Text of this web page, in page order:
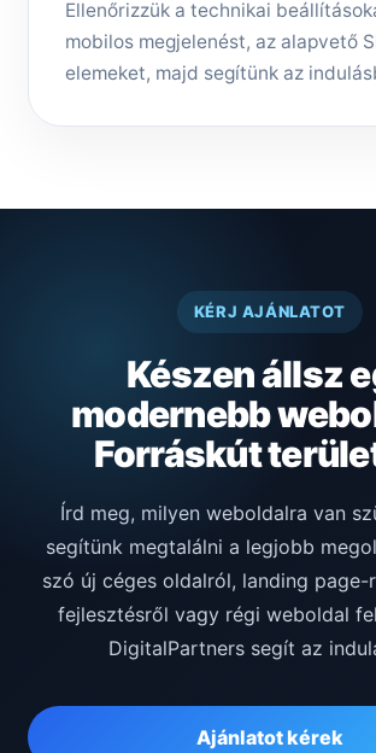
Ellenőrizzük a technikai
mobilos megjelenést, az alapvető
elemeket, majd segítünk az
KÉRJ AJÁNLATOT
Készen állsz
modernebb
Forráskút
Írd meg, milyen weboldalra van
segítünk megtalálni a legjobb
szó új céges oldalról, landing page-
fejlesztésről vagy régi weboldal
DigitalPartners segít az
Ajánlatot kérek